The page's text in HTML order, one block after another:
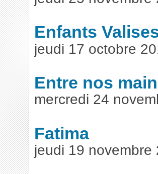
Enfants
jeudi 17 octobre
Entre nos
mercredi 24
Fatima
jeudi 19 novembre